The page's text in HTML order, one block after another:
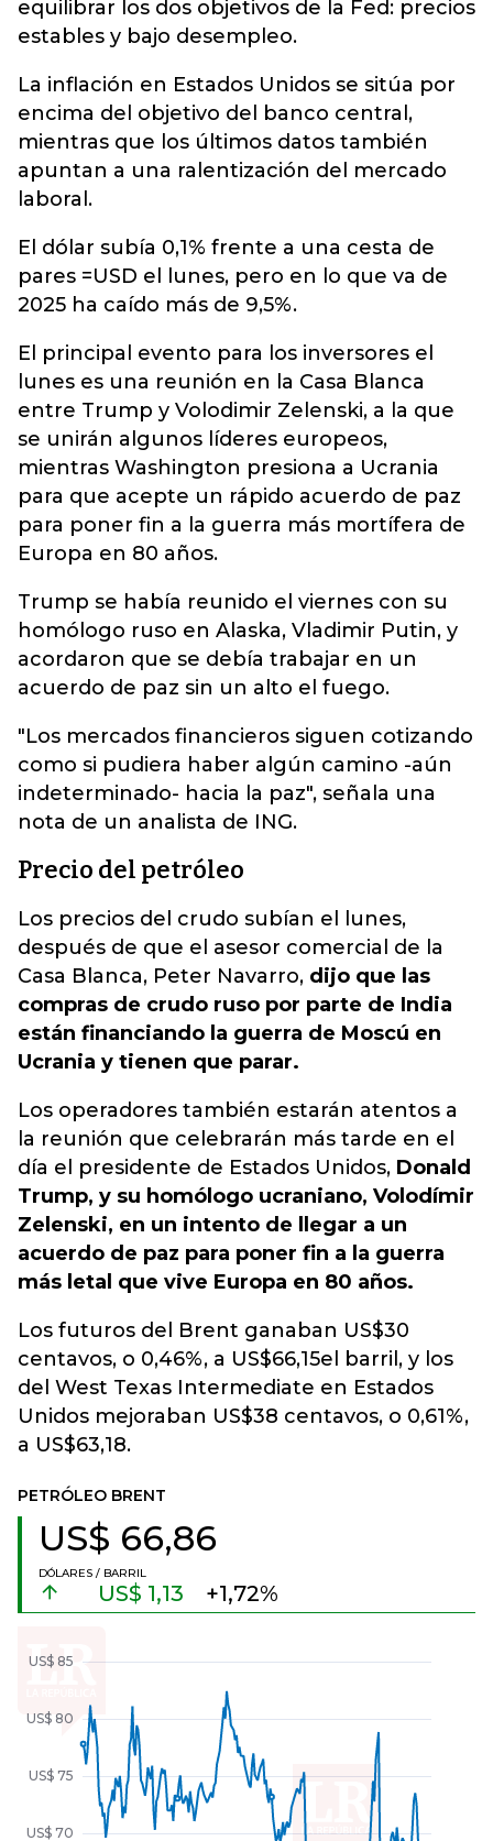
equilibrar los dos objetivos de la Fed: precios
estables y bajo desempleo.
La inflación en Estados Unidos se sitúa por
encima del objetivo del banco central,
mientras que los últimos datos también
apuntan a una ralentización del mercado
laboral.
El dólar subía 0,1% frente a una cesta de
pares =USD el lunes, pero en lo que va de
2025 ha caído más de 9,5%.
El principal evento para los inversores el
lunes es una reunión en la Casa Blanca
entre Trump y Volodimir Zelenski, a la que
se unirán algunos líderes europeos,
mientras Washington presiona a Ucrania
para que acepte un rápido acuerdo de paz
para poner fin a la guerra más mortífera de
Europa en 80 años.
Trump se había reunido el viernes con su
homólogo ruso en Alaska, Vladimir Putin, y
acordaron que se debía trabajar en un
acuerdo de paz sin un alto el fuego.
"Los mercados financieros siguen cotizando
como si pudiera haber algún camino -aún
indeterminado- hacia la paz", señala una
nota de un analista de ING.
Precio del petróleo
Los precios del crudo subían el lunes,
después de que el asesor comercial de la
Casa Blanca, Peter Navarro, dijo que las
compras de crudo ruso por parte de India
están financiando la guerra de Moscú en
Ucrania y tienen que parar.
Los operadores también estarán atentos a
la reunión que celebrarán más tarde en el
día el presidente de Estados Unidos, Donald
Trump, y su homólogo ucraniano, Volodímir
Zelenski, en un intento de llegar a un
acuerdo de paz para poner fin a la guerra
más letal que vive Europa en 80 años.
Los futuros del Brent ganaban US$30
centavos, o 0,46%, a US$66,15el barril, y los
del West Texas Intermediate en Estados
Unidos mejoraban US$38 centavos, o 0,61%,
a US$63,18.